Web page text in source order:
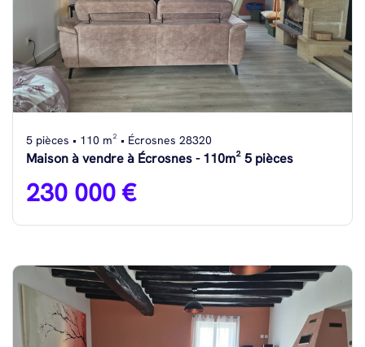
5 pièces • 110 m² • Écrosnes 28320
Maison à vendre à Écrosnes - 110m² 5 pièces
230 000 €